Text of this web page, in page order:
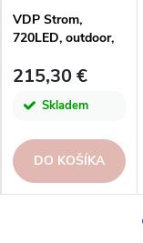
VDP Strom,
720LED, outdoor,
69x19x98cm, ks
215,30 €
Skladem
DO KOŠÍKA